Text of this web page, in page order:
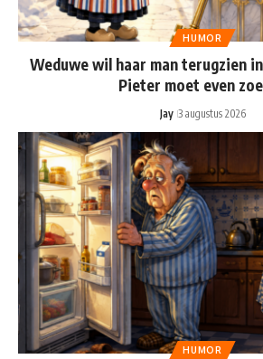
HUMOR
Weduwe wil haar man terugzien
Pieter moet even
Jay 3 augustus 2026
HUMOR